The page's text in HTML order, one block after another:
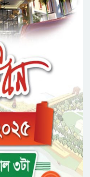
থেকে আ ট ক ফরহাদ-
উদ্বোধন করলেন
মিতুর খোঁজ নিলেন